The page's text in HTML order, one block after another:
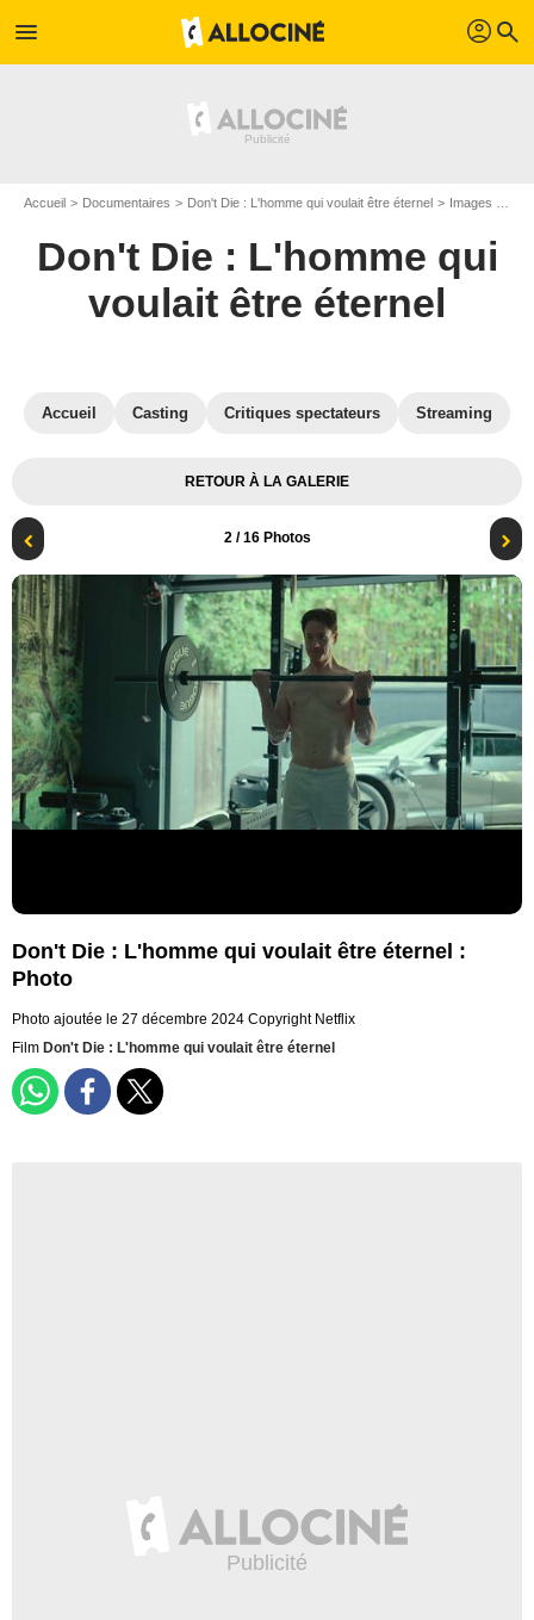
menu profil search
Accueil Documentaires Don't Die : L'homme qui voulait être éternel Images du documentaire Don't Die : L'homme qui voulait être éternel
Don't Die : L'homme qui
voulait être éternel
Accueil Casting Critiques spectateurs Streaming
RETOUR À LA GALERIE
2/ 16 Photos
Don't Die : L'homme qui voulait être éternel :
Photo
Photo ajoutée le 27 décembre 2024 Copyright Netflix
Film Don't Die : L'homme qui voulait être éternel